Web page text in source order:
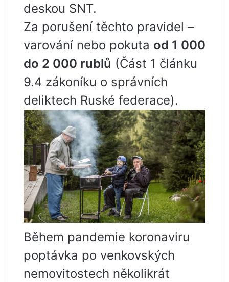
deskou SNT.
Za porušení těchto pravidel –
varování nebo pokuta od 1 000
do 2 000 rublů (Část 1 článku
9.4 zákoníku o správních
deliktech Ruské federace).
Během pandemie koronaviru
poptávka po venkovských
nemovitostech několikrát